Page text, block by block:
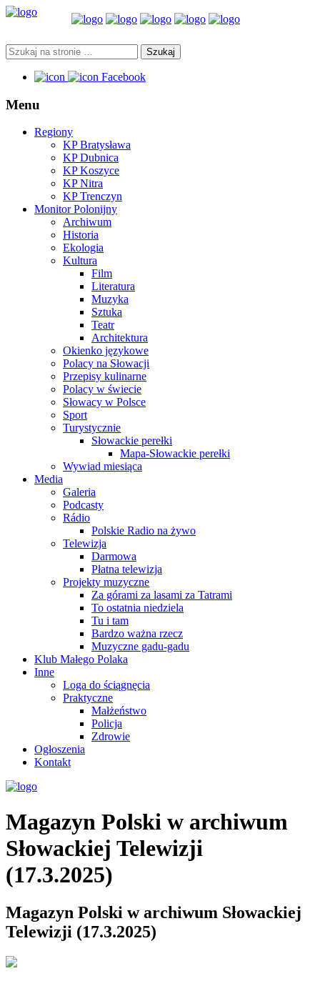
Facebook
Menu
Regiony
KP Bratysława
KP Dubnica
KP Koszyce
KP Nitra
KP Trenczyn
Monitor Polonijny
Archiwum
Historia
Ekologia
Kultura
Film
Literatura
Muzyka
Sztuka
Teatr
Architektura
Okienko językowe
Polacy na Słowacji
Przepisy kulinarne
Polacy w świecie
Słowacy w Polsce
Sport
Turystycznie
Słowackie perełki
Mapa-Słowackie perełki
Wywiad miesiąca
Media
Galeria
Podcasty
Rádio
Polskie Radio na żywo
Telewizja
Darmowa
Płatna telewizja
Projekty muzyczne
Za górami za lasami za Tatrami
To ostatnia niedziela
Tu i tam
Bardzo ważna rzecz
Muzyczne gadu-gadu
Klub Małego Polaka
Inne
Loga do ściągnęcia
Praktyczne
Małżeństwo
Policja
Zdrowie
Ogłoszenia
Kontakt
Magazyn Polski w archiwum
Słowackiej Telewizji
(17.3.2025)
Magazyn Polski w archiwum Słowackiej
Telewizji (17.3.2025)